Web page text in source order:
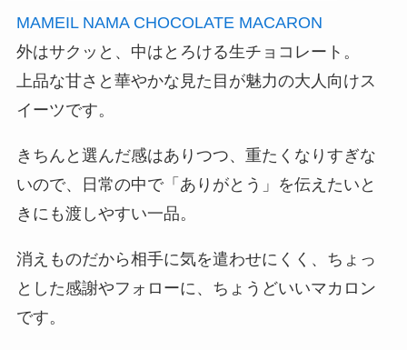
MAMEIL NAMA CHOCOLATE MACARON
外はサクッと、中はとろける生チョコレート。
上品な甘さと華やかな見た目が魅力の大人向けス
イーツです。
きちんと選んだ感はありつつ、重たくなりすぎな
いので、日常の中で「ありがとう」を伝えたいと
きにも渡しやすい一品。
消えものだから相手に気を遣わせにくく、ちょっ
とした感謝やフォローに、ちょうどいいマカロン
です。